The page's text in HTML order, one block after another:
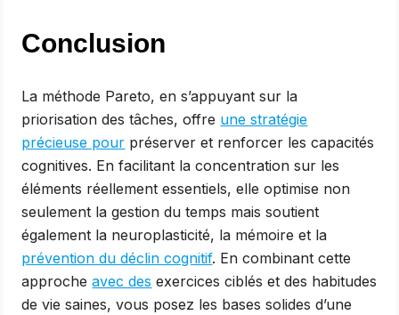
Conclusion
La méthode Pareto, en s’appuyant sur la
priorisation des tâches, offre une stratégie
précieuse pour préserver et renforcer les capacités
cognitives. En facilitant la concentration sur les
éléments réellement essentiels, elle optimise non
seulement la gestion du temps mais soutient
également la neuroplasticité, la mémoire et la
prévention du déclin cognitif. En combinant cette
approcheavec des exercices ciblés et des habitudes
de vie saines, vous posez les bases solides d’une